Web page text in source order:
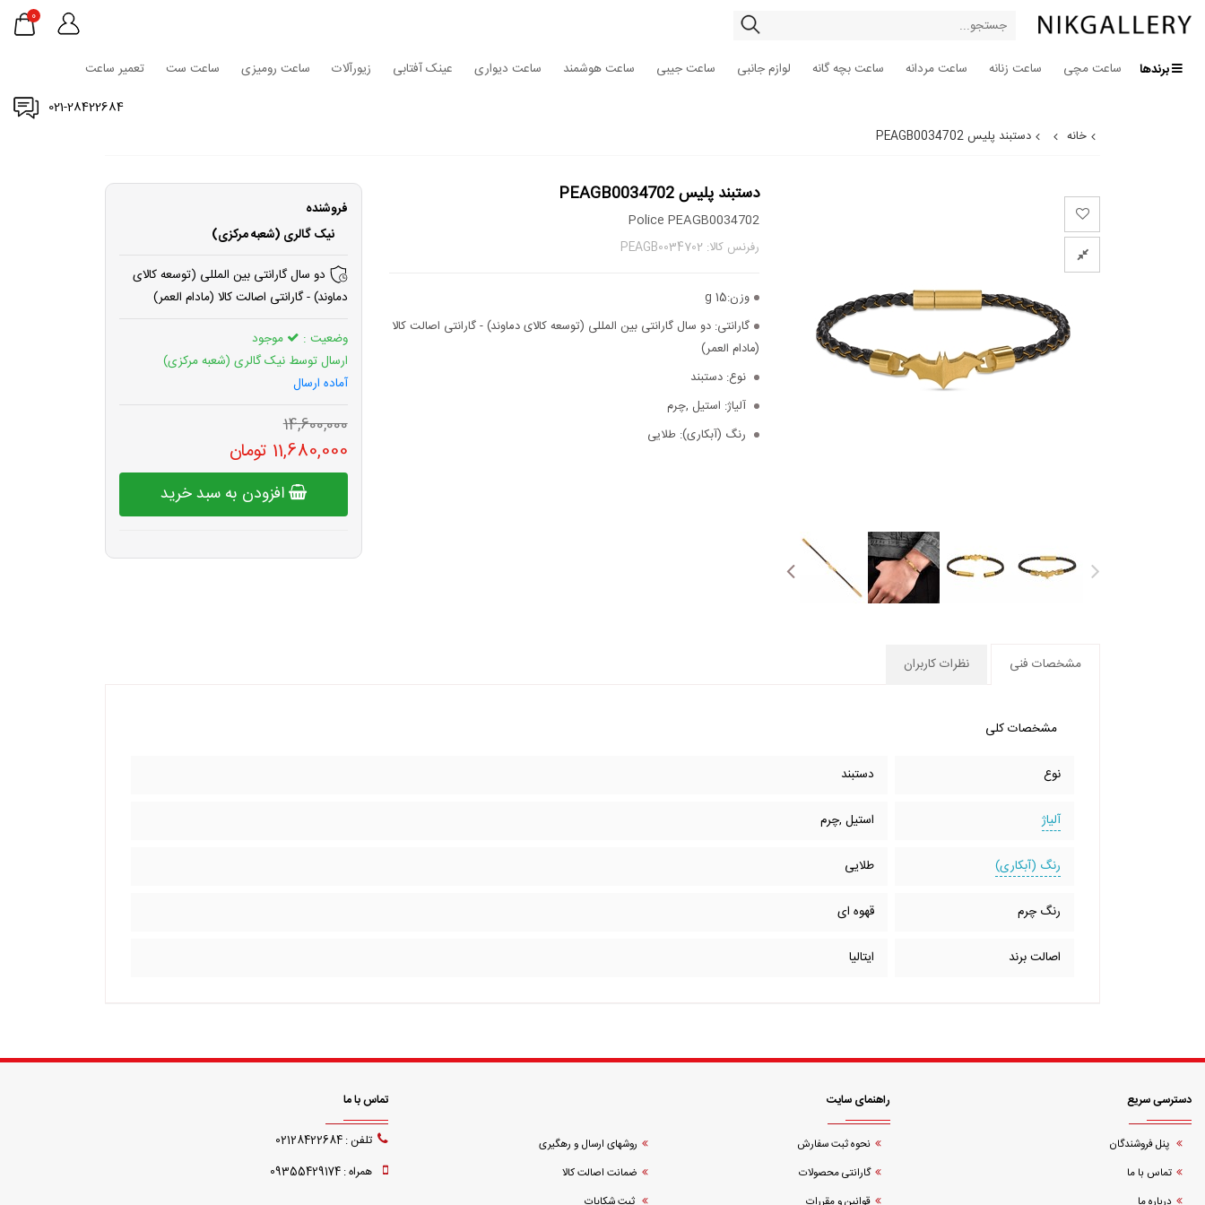
0
برندها ساعت مچی ساعت زنانه ساعت مردانه ساعت بچه گانه لوازم جانبی ساعت جیبی ساعت هوشمند ساعت دیواری عینک آفتابی زیورآلات ساعت رومیزی ساعت ست
تعمیر ساعت
021-28422684
خانه دستبند پلیس PEAGB0034702
دستبند پلیس PEAGB0034702
Police PEAGB0034702
رفرنس کالا: PEAGB0034702
وزن:15 g
گارانتی: دو سال گارانتی بین المللی (توسعه کالای دماوند) - گارانتی اصالت کالا
(مادام العمر)
نوع: دستبند
آلیاژ: استیل ,چرم
رنگ (آبکاری): طلایی
فروشنده
نیک گالری (شعبه مرکزی)
دو سال گارانتی بین المللی (توسعه کالای
دماوند) - گارانتی اصالت کالا (مادام العمر)
وضعیت :
موجود
ارسال توسط نیک گالری (شعبه مرکزی)
آماده ارسال
14,600,000
11,680,000 تومان
افزودن به سبد خرید
مشخصات فنی نظرات کاربران
مشخصات کلی
نوع دستبند
آلیاژ استیل ,چرم
رنگ (آبکاری) طلایی
رنگ چرم قهوه ای
اصالت برند ایتالیا
دسترسی سریع
پنل فروشندگان
تماس با ما
راهنمای سایت
نحوه ثبت سفارش
روشهای ارسال و رهگیری
گارانتی محصولات
ضمانت اصالت کالا
تماس با ما
تلفن : 02128422684
همراه : 09355429174